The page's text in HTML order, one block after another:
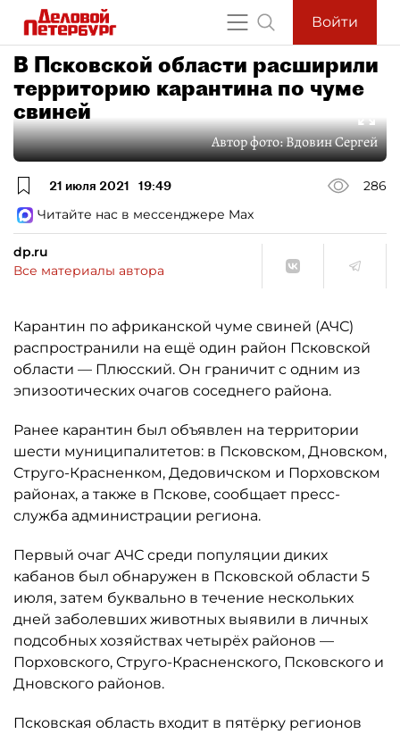
Войти
В Псковской области расширили
территорию карантина по чуме
свиней
Автор фото:Вдовин Сергей
21 июля 2021 19:49
286
Читайте нас в мессенджере Max
dp.ru
Все материалы автора
Карантин по африканской чуме свиней (АЧС)
распространили на ещё один район Псковской
области — Плюсский. Он граничит с одним из
эпизоотических очагов соседнего района.
Ранее карантин был объявлен на территории
шести муниципалитетов: в Псковском, Дновском,
Струго-Красненком, Дедовичском и Порховском
районах, а также в Пскове, сообщает пресс-
служба администрации региона.
Первый очаг АЧС среди популяции диких
кабанов был обнаружен в Псковской области 5
июля, затем буквально в течение нескольких
дней заболевших животных выявили в личных
подсобных хозяйствах четырёх районов —
Порховского, Струго-Красненского, Псковского и
Дновского районов.
Псковская область входит в пятёрку регионов